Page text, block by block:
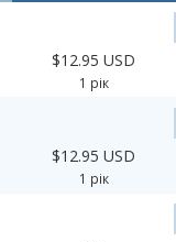
$12.95 USD
1 рік
$12.95 USD
1 рік